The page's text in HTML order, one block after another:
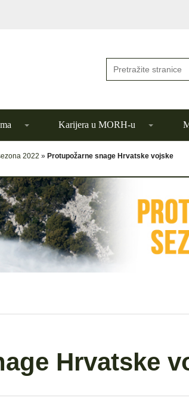
Karijera u MORH-u
2022 » Protupožarne snage Hrvatske vojske
Hrvatske